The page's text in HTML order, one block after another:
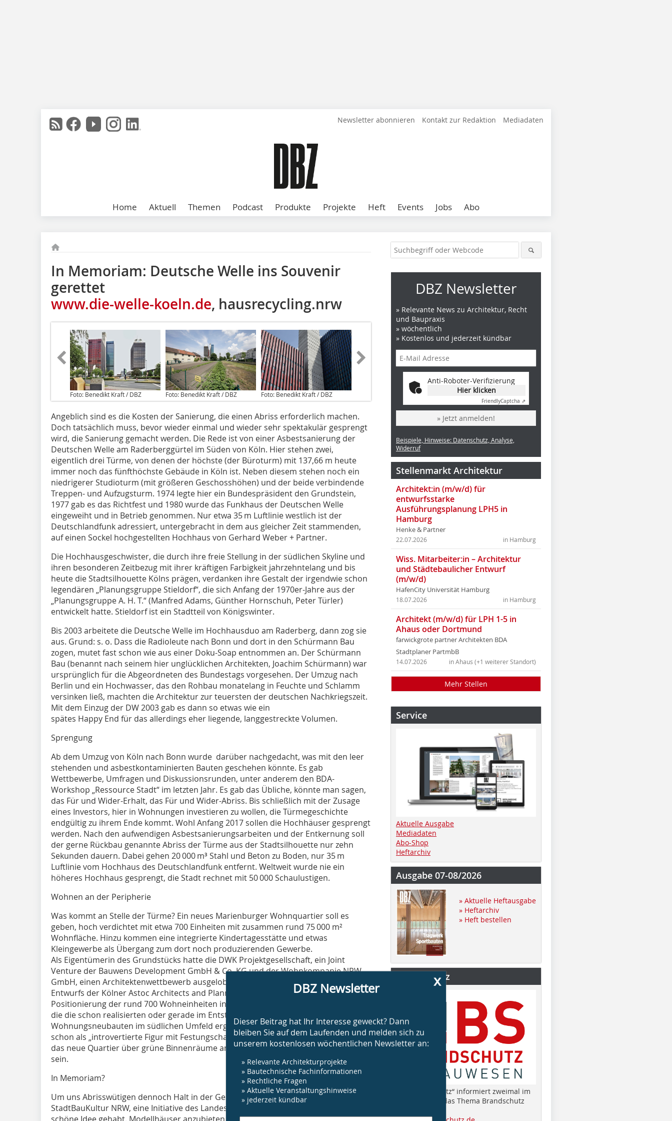
Newsletter abonnieren Kontakt zur Redaktion Mediadaten
Home Aktuell Themen Podcast Produkte Projekte Heft Events Jobs Abo
In Memoriam: Deutsche Welle ins Souvenir
gerettet
www.die-welle-koeln.de, hausrecycling.nrw
Foto: Benedikt Kraft / DBZ Foto: Benedikt Kraft / DBZ Foto: Benedikt Kraft / DBZ
Angeblich sind es die Kosten der Sanierung, die einen Abriss erforderlich machen.
Doch tatsächlich muss, bevor wieder einmal und wieder sehr spektakulär gesprengt
wird, die Sanierung gemacht werden. Die Rede ist von einer Asbestsanierung der
Deutschen Welle am Raderberggürtel im Süden von Köln. Hier stehen zwei,
eigentlich drei Türme, von denen der höchste (der Büroturm) mit 137,66 m heute
immer noch das fünfthöchste Gebäude in Köln ist. Neben diesem stehen noch ein
niedrigerer Studioturm (mit größeren Geschosshöhen) und der beide verbindende
Treppen- und Aufzugsturm. 1974 legte hier ein Bundespräsident den Grundstein,
1977 gab es das Richtfest und 1980 wurde das Funkhaus der Deutschen Welle
eingeweiht und in Betrieb genommen. Nur etwa 35 m Luftlinie westlich ist der
Deutschlandfunk adressiert, untergebracht in dem aus gleicher Zeit stammenden,
auf einen Sockel hochgestellten Hochhaus von Gerhard Weber + Partner.
Die Hochhausgeschwister, die durch ihre freie Stellung in der südlichen Skyline und
ihren besonderen Zeitbezug mit ihrer kräftigen Farbigkeit jahrzehntelang und bis
heute die Stadtsilhouette Kölns prägen, verdanken ihre Gestalt der irgendwie schon
legendären „Planungsgruppe Stieldorf“, die sich Anfang der 1970er-Jahre aus der
„Planungsgruppe A. H. T.“ (Manfred Adams, Günther Hornschuh, Peter Türler)
entwickelt hatte. Stieldorf ist ein Stadtteil von Königswinter.
Bis 2003 arbeitete die Deutsche Welle im Hochhausduo am Raderberg, dann zog sie
aus. Grund: s. o. Dass die Radio­leute nach Bonn und dort in den Schürmann Bau
zogen, mutet fast schon wie aus einer Doku-Soap entnommen an. Der Schürmann
Bau (benannt nach seinem hier unglücklichen Architekten, Joachim Schürmann) war
ursprünglich für die Abgeordneten des Bundestags vorgesehen. Der Umzug nach
Berlin und ein Hochwasser, das den Rohbau monatelang in Feuchte und Schlamm
versinken ließ, machten die Architektur zur teuersten der deutschen Nachkriegszeit.
Mit dem Einzug der DW 2003 gab es dann so etwas wie ein
spätes Happy End für das allerdings eher liegende, langgestreckte Volumen.
Sprengung
Ab dem Umzug von Köln nach Bonn wurde darüber nachgedacht, was mit den leer
stehenden und asbestkontaminierten Bauten geschehen könnte. Es gab
Wettbewerbe, Umfragen und Diskussionsrunden, unter anderem den BDA-
Workshop „Ressource Stadt“ im letzten Jahr. Es gab das Übliche, könnte man sagen,
das Für und Wider-Erhalt, das Für und Wider-Abriss. Bis schließlich mit der Zusage
eines Investors, hier in Wohnungen investieren zu wollen, die Türmegeschichte
endgültig zu ihrem Ende kommt. Wohl Anfang 2017 sollen die Hochhäuser gesprengt
werden. Nach den aufwendigen Asbestsanierungsarbeiten und der Entkernung soll
der gerne Rückbau genannte Abriss der Türme aus der Stadtsilhouette nur zehn
Sekunden dauern. Dabei gehen 20 000 m³ Stahl und Beton zu Boden, nur 35 m
Luftlinie vom Hochhaus des Deutschlandfunk entfernt. Weltweit wurde nie ein
höheres Hochhaus gesprengt, die Stadt rechnet mit 50 000 Schaulustigen.
Wohnen an der Peripherie
Was kommt an Stelle der Türme? Ein neues Marienburger Wohnquartier soll es
geben, hoch verdichtet mit etwa 700 Einheiten mit zusammen rund 75 000 m²
Wohnfläche. Hinzu kommen eine integrierte Kindertagesstätte und etwas
Kleingewerbe als Übergang zum dort noch produzierenden Gewerbe.
Als Eigentümerin des Grundstücks hatte die DWK Projektgesellschaft, ein Joint
Venture der Bauwens Development GmbH & Co. KG und der Wohnkompanie NRW
GmbH, einen Architektenwettbewerb ausgelobt, der am 3. Juni 2015 zugunsten eines
Entwurfs der Kölner Astoc Architects and Planners entschieden wurde. Der zeigt die
Positionierung der rund 700 Wohneinheiten in den geforderten fünf Bauabschnitten,
die die schon realisierten oder gerade im Entstehen begriffenen
Wohnungsneubauten im südlichen Umfeld ergänzen werden. Der Entwurf wurde
schon als „introvertierte Figur mit Festungscharakter“ beschrieben, dennoch wird
das neue Quartier über grüne Binnenräume an die öffentlichen Parks angeschlossen
sein.
In Memoriam?
Um uns Abrisswütigen dennoch Halt in der Geschichte zu bieten, hat die
StadtBauKultur NRW, eine Initiative des Landes mit Kammern und Verbänden, die
x
DBZ Newsletter
Dieser Beitrag hat Ihr Interesse geweckt? Dann
bleiben Sie auf dem Laufenden und melden sich zu
unserem kostenlosen wöchentlichen Newsletter an:
» Relevante Architekturprojekte
» Bautechnische Fachinformationen
» Rechtliche Fragen
» Aktuelle Veranstaltungshinweise
» jederzeit kündbar
DBZ Newsletter
» Relevante News zu Architektur, Recht
und Baupraxis
» wöchentlich
» Kostenlos und jederzeit kündbar
Anti-Roboter-Verifizierung
Hier klicken
FriendlyCaptcha ⇗
» Jetzt anmelden!
Beispiele, Hinweise: Datenschutz, Analyse,
Widerruf
Stellenmarkt Architektur
Architekt:in (m/w/d) für
entwurfsstarke
Ausführungsplanung LPH5 in
Hamburg
Henke & Partner
in Hamburg
22.07.2026
Wiss. Mitarbeiter:in – Architektur
und Städtebaulicher Entwurf
(m/w/d)
HafenCity Universität Hamburg
in Hamburg
18.07.2026
Architekt (m/w/d) für LPH 1-5 in
Ahaus oder Dortmund
farwickgrote partner Architekten BDA
Stadtplaner PartmbB
in Ahaus (+1 weiterer Standort)
14.07.2026
Mehr Stellen
Service
Aktuelle Ausgabe
Mediadaten
Abo-Shop
Heftarchiv
Ausgabe 07-08/2026
» Aktuelle Heftausgabe
» Heftarchiv
» Heft bestellen
Brandschutz
„BS Brandschutz“ informiert zweimal im
Jahr rund um das Thema Brandschutz